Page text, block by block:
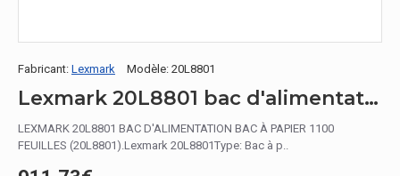
Fabricant: Lexmark Modèle: 20L8801
Lexmark 20L8801 bac d'alimentation Bac à papier 1100 feuilles
LEXMARK 20L8801 BAC D'ALIMENTATION BAC À PAPIER 1100
FEUILLES (20L8801).Lexmark 20L8801Type: Bac à p..